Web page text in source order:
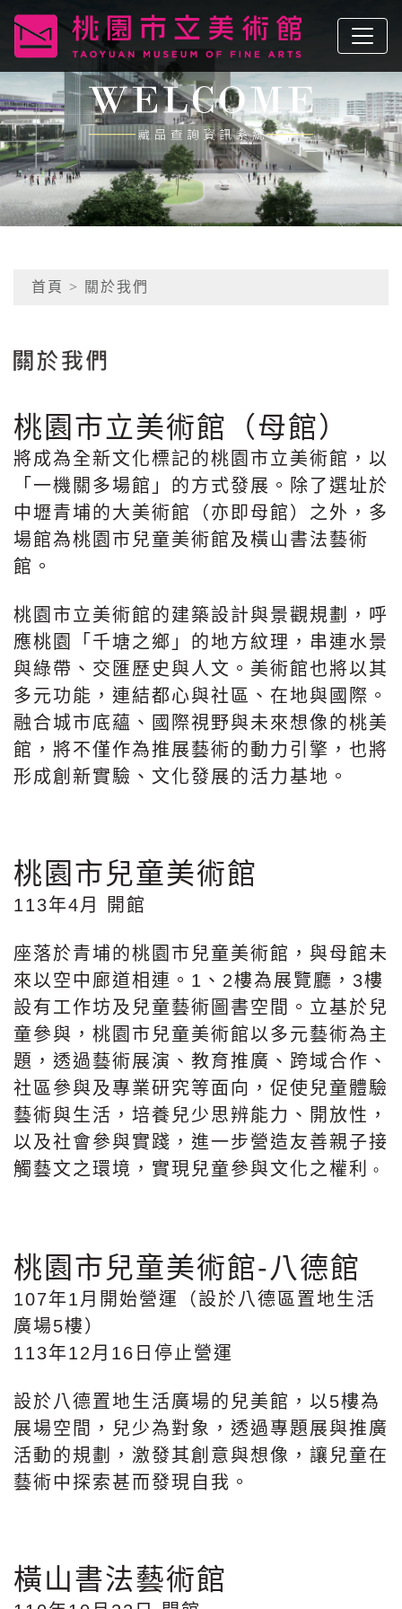
桃園市立美術館
網頁導覽
首頁
> 關於我們
關於我們
桃園市立美術館（母館）
將成為全新文化標記的桃園市立美術館，以
「一機關多場館」的方式發展。除了選址於
中壢青埔的大美術館（亦即母館）之外，多
場館為桃園市兒童美術館及橫山書法藝術
館。
桃園市立美術館的建築設計與景觀規劃，呼
應桃園「千塘之鄉」的地方紋理，串連水景
與綠帶、交匯歷史與人文。美術館也將以其
多元功能，連結都心與社區、在地與國際。
融合城市底蘊、國際視野與未來想像的桃美
館，將不僅作為推展藝術的動力引擎，也將
形成創新實驗、文化發展的活力基地。
桃園市兒童美術館
113年4月 開館
座落於青埔的桃園市兒童美術館，與母館未
來以空中廊道相連。1、2樓為展覽廳，3樓
設有工作坊及兒童藝術圖書空間。立基於兒
童參與，桃園市兒童美術館以多元藝術為主
題，透過藝術展演、教育推廣、跨域合作、
社區參與及專業研究等面向，促使兒童體驗
藝術與生活，培養兒少思辨能力、開放性，
以及社會參與實踐，進一步營造友善親子接
觸藝文之環境，實現兒童參與文化之權利
。
桃園市兒童美術館-八德館
107年1月開始營運（設於八德區置地生活
廣場5樓）
113年12月16日停止營運
設於八德置地生活廣場的兒美館，以5樓為
展場空間，兒少為對象，透過專題展與推廣
活動的規劃，激發其創意與想像，讓兒童在
藝術中探索甚而發現自我。
橫山書法藝術館